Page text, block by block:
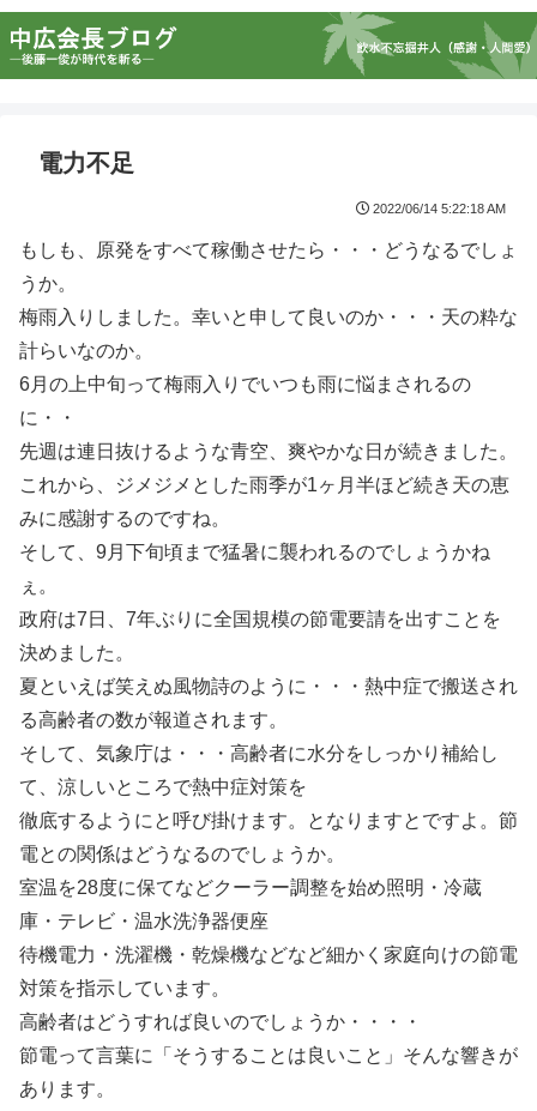
電力不足
2022/06/14 5:22:18 AM
もしも、原発をすべて稼働させたら・・・どうなるでしょ
うか。
梅雨入りしました。幸いと申して良いのか・・・天の粋な
計らいなのか。
6月の上中旬って梅雨入りでいつも雨に悩まされるの
に・・
先週は連日抜けるような青空、爽やかな日が続きました。
これから、ジメジメとした雨季が1ヶ月半ほど続き天の恵
みに感謝するのですね。
そして、9月下旬頃まで猛暑に襲われるのでしょうかね
ぇ。
政府は7日、7年ぶりに全国規模の節電要請を出すことを
決めました。
夏といえば笑えぬ風物詩のように・・・熱中症で搬送され
る高齢者の数が報道されます。
そして、気象庁は・・・高齢者に水分をしっかり補給し
て、涼しいところで熱中症対策を
徹底するようにと呼び掛けます。となりますとですよ。節
電との関係はどうなるのでしょうか。
室温を28度に保てなどクーラー調整を始め照明・冷蔵
庫・テレビ・温水洗浄器便座
待機電力・洗濯機・乾燥機などなど細かく家庭向けの節電
対策を指示しています。
高齢者はどうすれば良いのでしょうか・・・・
節電って言葉に「そうすることは良いこと」そんな響きが
あります。